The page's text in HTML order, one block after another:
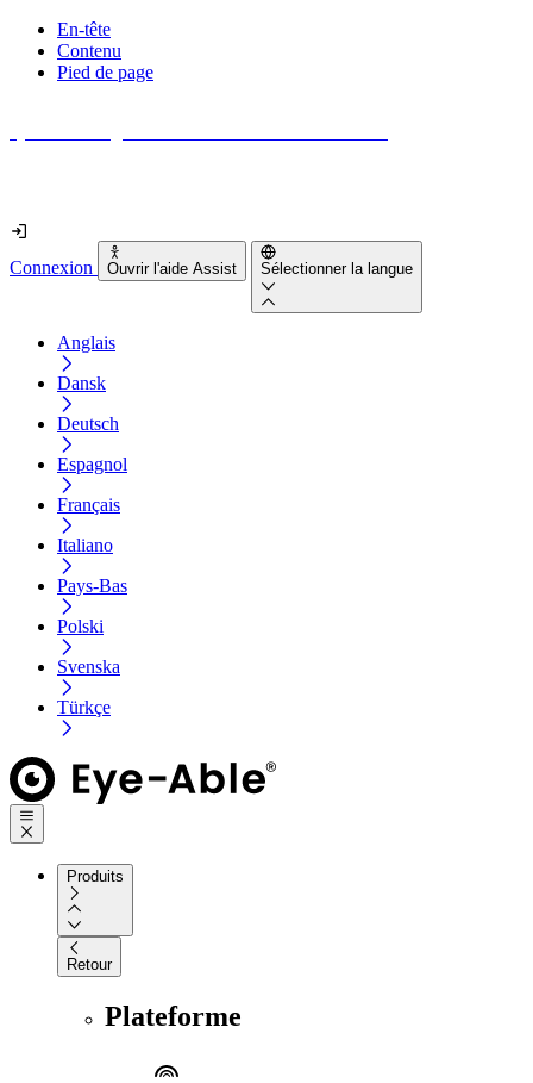
En-tête
Contenu
Pied de page
Connexion Ouvrir l'aide Assist Sélectionner la langue
Anglais
Dansk
Deutsch
Espagnol
Français
Italiano
Pays-Bas
Polski
Svenska
Türkçe
Produits
Retour
Plateforme